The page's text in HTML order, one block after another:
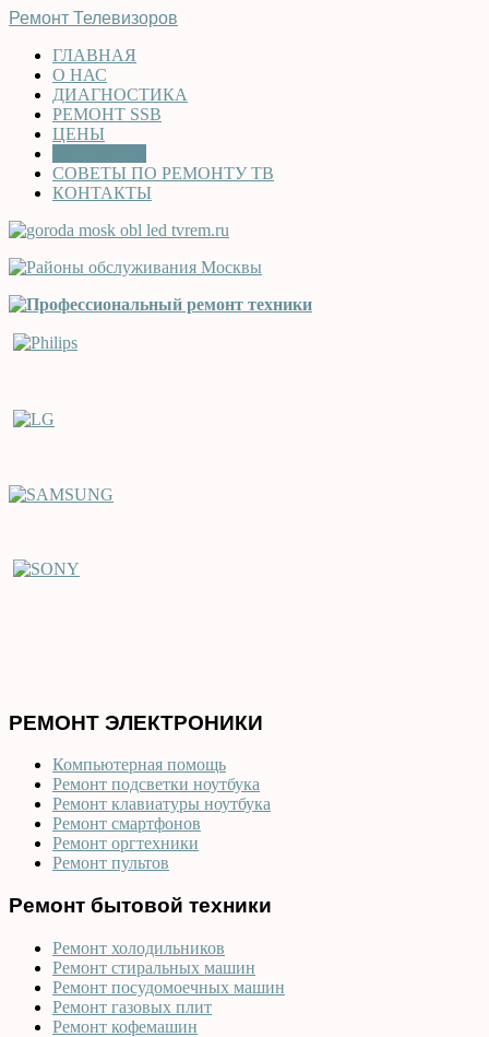
Ремонт Телевизоров
ГЛАВНАЯ
О НАС
ДИАГНОСТИКА
РЕМОНТ SSB
ЦЕНЫ
СОВЕТЫ ПО РЕМОНТУ ТВ
КОНТАКТЫ
РЕМОНТ ЭЛЕКТРОНИКИ
Компьютерная помощь
Ремонт подсветки ноутбука
Ремонт клавиатуры ноутбука
Ремонт смартфонов
Ремонт оргтехники
Ремонт пультов
Ремонт бытовой техники
Ремонт холодильников
Ремонт стиральных машин
Ремонт посудомоечных машин
Ремонт газовых плит
Ремонт кофемашин